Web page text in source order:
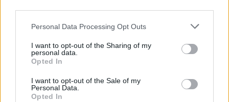
Personal Data Processing Opt Outs
I want to opt-out of the Sharing of my
personal data.
Opted In
I want to opt-out of the Sale of my
Personal Data.
Opted In
Περισσότερα Θέματα
Entertainment
ENTERTAINMENT
Ηθοποιός του Χάρι Πότερ